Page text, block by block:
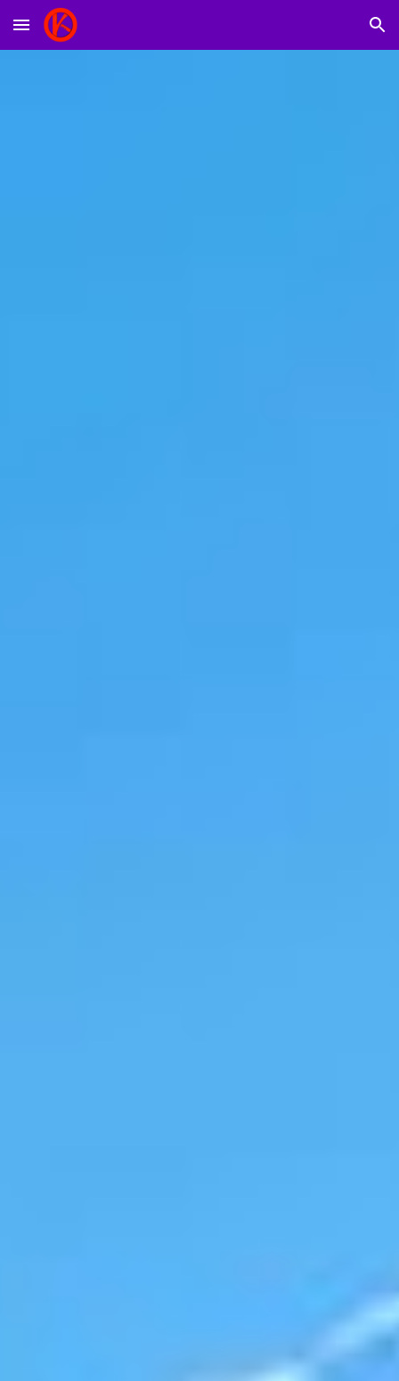
Skip to main content Skip to navigation